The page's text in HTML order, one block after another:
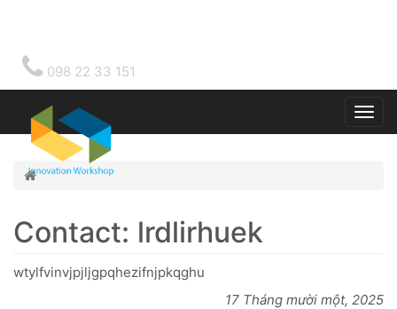
098 22 33 151
Home
Contact: lrdlirhuek
wtylfvinvjpjljgpqhezifnjpkqghu
17 Tháng mười một, 2025